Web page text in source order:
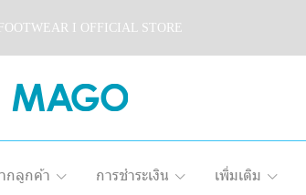
I OFFICIAL STORE
กลูกค้า การชำระเงิน เพิ่มเติม